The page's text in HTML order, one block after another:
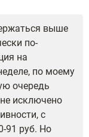
выше
по-
на
по моему
очередь
исключено
с
91 руб. Но